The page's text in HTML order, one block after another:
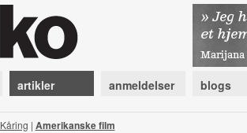
artikler anmeldelser blogs
Kåring | Amerikanske film